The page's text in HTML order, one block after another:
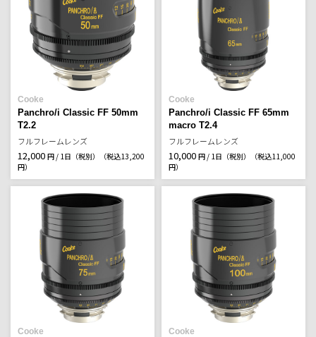
Cooke
Panchro/i Classic FF 50mm
T2.2
フルフレームレンズ
12,000 円 / 1日（税別）
（税込13,200
円）
Cooke
Panchro/i Classic FF 65mm
macro T2.4
フルフレームレンズ
10,000 円 / 1日（税別）
（税込11,000
円）
Cooke Cooke